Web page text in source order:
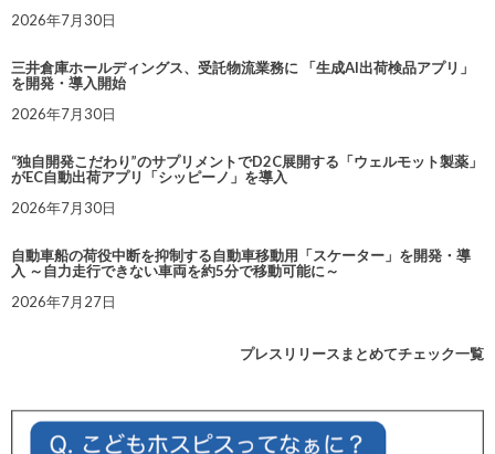
2026年7月30日
三井倉庫ホールディングス、受託物流業務に 「生成AI出荷検品アプリ」
を開発・導入開始
2026年7月30日
“独自開発こだわり”のサプリメントでD2C展開する「ウェルモット製薬」
がEC自動出荷アプリ「シッピーノ」を導入
2026年7月30日
自動車船の荷役中断を抑制する自動車移動用「スケーター」を開発・導
入 ～自力走行できない車両を約5分で移動可能に～
2026年7月27日
プレスリリースまとめてチェック一覧